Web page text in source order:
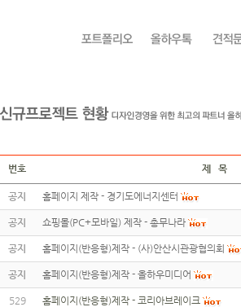
번호
제 목
공지 홈페이지 제작 - 경기도에너지센터
공지 쇼핑몰(PC+모바일) 제작 - 총무나라
공지 홈페이지(반응형)제작 - (사)안산시관광협의회
공지 홈페이지(반응형)제작 - 올하우미디어
529 홈페이지(반응형)제작 - 코리아브레이크